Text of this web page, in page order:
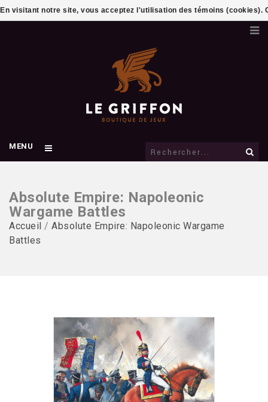
MENU
Absolute Empire: Napoleonic
Wargame Battles
Accueil / Absolute Empire: Napoleonic Wargame
Battles
En visitant notre site, vous acceptez l'utilisation des témoins